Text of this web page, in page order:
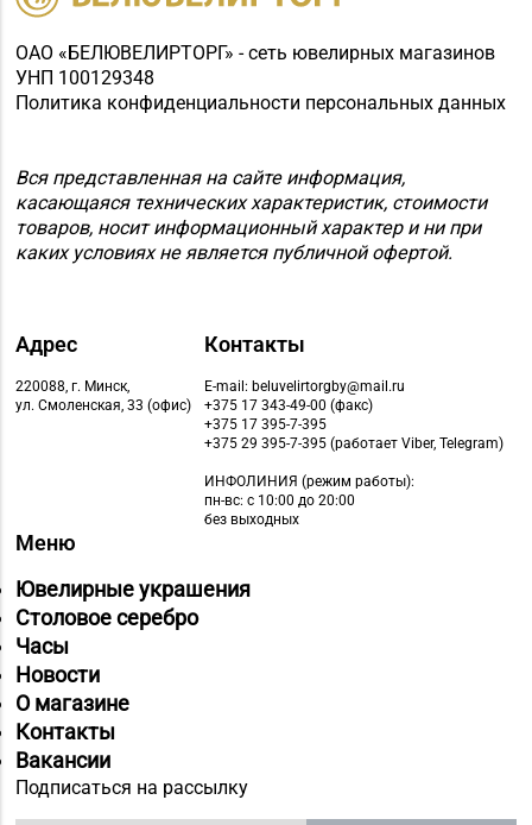
ОАО «БЕЛЮВЕЛИРТОРГ» - сеть ювелирных магазинов
УНП 100129348
Политика конфиденциальности персональных данных
Вся представленная на сайте информация,
касающаяся технических характеристик, стоимости
товаров, носит информационный характер и ни при
каких условиях не является публичной офертой.
Адрес
220088, г. Минск,
ул. Смоленская, 33 (офис)
Контакты
E-mail: beluvelirtorgby@mail.ru
+375 17 343-49-00 (факс)
+375 17 395-7-395
+375 29 395-7-395 (работает Viber, Telegram)
ИНФОЛИНИЯ (режим работы):
пн-вс: с 10:00 до 20:00
без выходных
Меню
Ювелирные украшения
Столовое серебро
Часы
Новости
О магазине
Контакты
Вакансии
Подписаться на рассылку